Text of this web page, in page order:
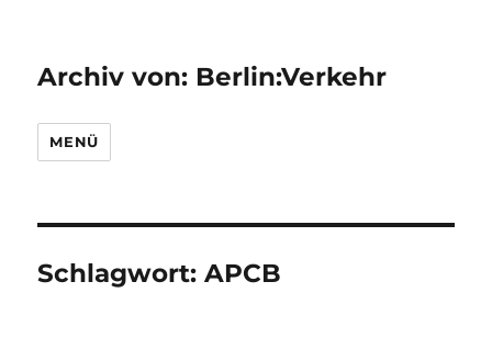
Archiv von: Berlin:Verkehr
MENÜ
Schlagwort:APCB